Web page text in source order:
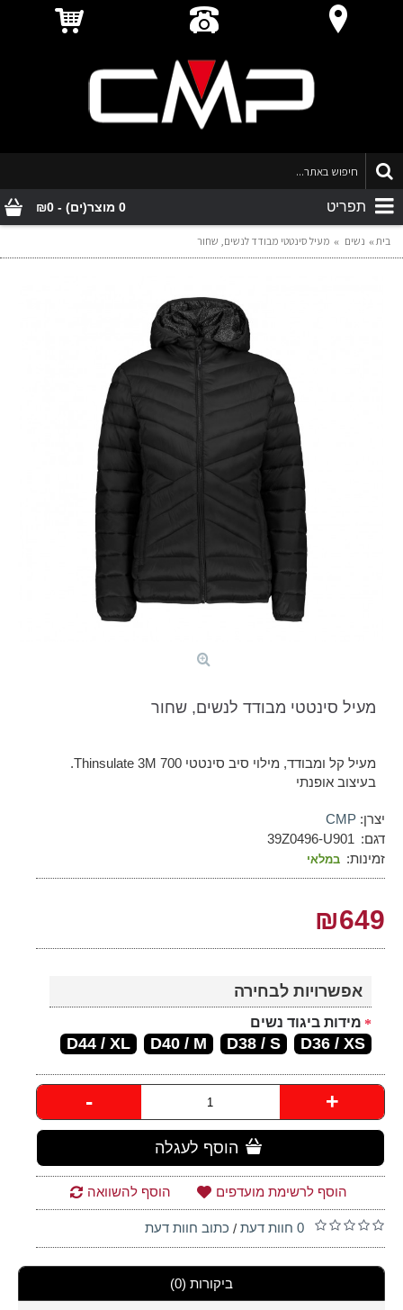
0 מוצר(ים) - ₪0 תפריט
בית נשים מעיל סינטטי מבודד לנשים, שחור
מעיל סינטטי מבודד לנשים, שחור
מעיל קל ומבודד, מילוי סיב סינטטי Thinsulate 3M 700.
בעיצוב אופנתי
יצרן: CMP
דגם: 39Z0496-U901
זמינות: במלאי
₪649
אפשרויות לבחירה
מידות ביגוד נשים
D36 / XS
D38 / S
D40 / M
D44 / XL
- +
הוסף לעגלה
הוסף לרשימת מועדפים הוסף להשוואה
0 חוות דעת / כתוב חוות דעת
ביקורות (0)